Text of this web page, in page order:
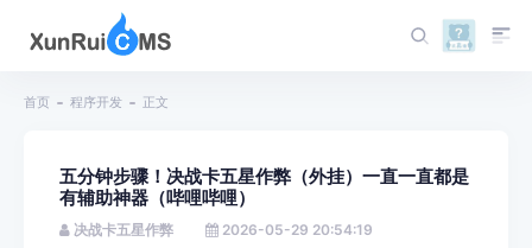
首页 程序开发 正文
五分钟步骤！决战卡五星作弊（外挂）一直一直都是
有辅助神器（哔哩哔哩）
决战卡五星作弊
2026-05-29 20:54:19